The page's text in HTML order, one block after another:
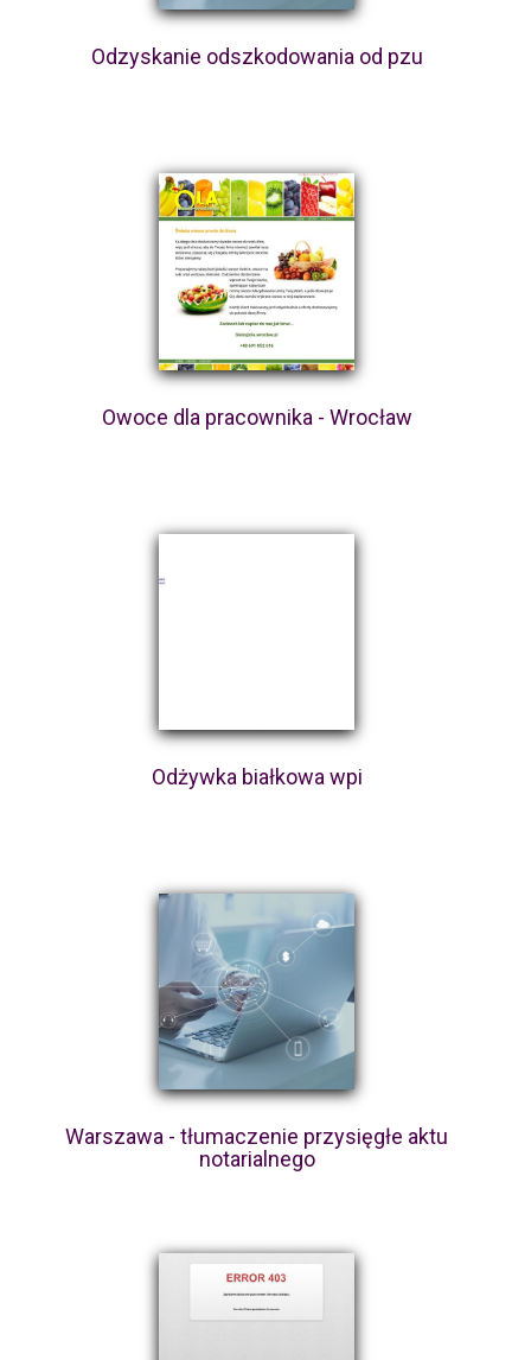
Odzyskanie odszkodowania od pzu
Owoce dla pracownika - Wrocław
Odżywka białkowa wpi
Warszawa - tłumaczenie przysięgłe aktu
notarialnego